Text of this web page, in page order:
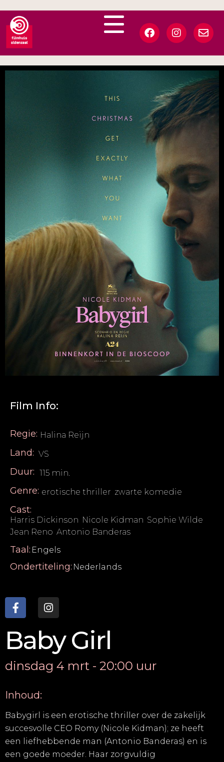
Film Info:
Regie: Halina Reijn
Land: VS
Duur: 115 min.
Genre: erotische thriller zwarte komedie
Cast:
Harris Dickinson Nicole Kidman Sophie Wilde
Jean Reno Antonio Banderas
Taal: Engels
Ondertiteling: Nederlands
Baby Girl
dinsdag 4 mrt - 20:00 uur
Inhoud:
Babygirl is een erotische thriller over de zakelijk
succesvolle CEO Romy (Nicole Kidman); ze heeft
een liefhebbende man (Antonio Banderas) en is
een goede moeder. Haar zorgvuldig